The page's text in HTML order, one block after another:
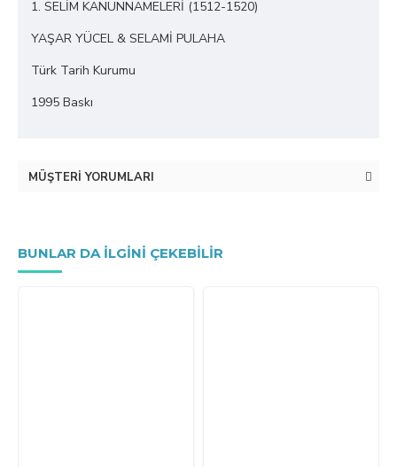
1. SELİM KANUNNAMELERİ (1512-1520)
YAŞAR YÜCEL & SELAMİ PULAHA
Türk Tarih Kurumu
1995 Baskı
MÜŞTERI YORUMLARI
BUNLAR DA ILGINI ÇEKEBILIR